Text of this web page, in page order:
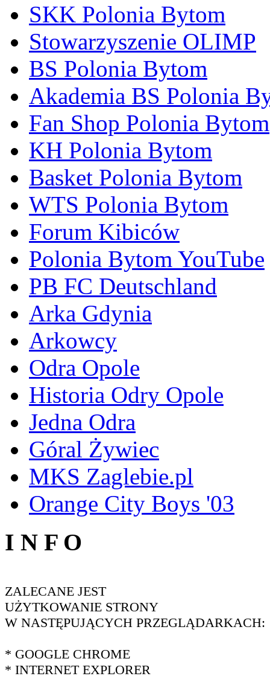
SKK Polonia Bytom
Stowarzyszenie OLIMP
BS Polonia Bytom
Akademia BS Polonia
Fan Shop Polonia Bytom
KH Polonia Bytom
Basket Polonia Bytom
WTS Polonia Bytom
Forum Kibiców
Polonia Bytom YouTube
PB FC Deutschland
Arka Gdynia
Arkowcy
Odra Opole
Historia Odry Opole
Jedna Odra
Góral Żywiec
MKS Zaglebie.pl
Orange City Boys '03
I N F O
ZALECANE JEST
UŻYTKOWANIE STRONY
W NASTĘPUJĄCYCH PRZEGLĄDARKACH:
* GOOGLE CHROME
* INTERNET EXPLORER